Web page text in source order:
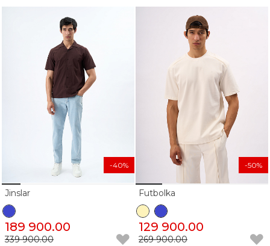
Jinslar
189 900.00
339 900.00
-40%
Futbolka
129 900.00
269 900.00
-50%